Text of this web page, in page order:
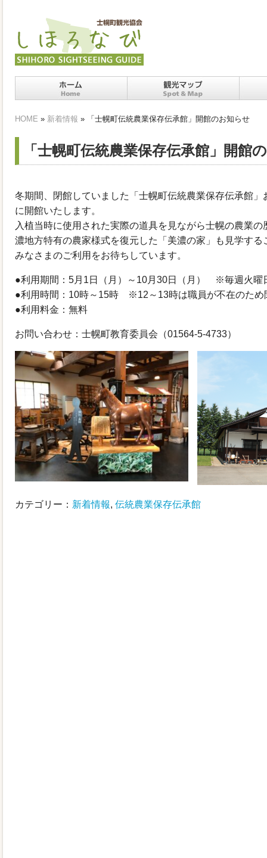
ト・マップ
HOME » 新着情報 » 「士幌町伝統農業保存伝承館」開館のお知らせ
「士幌町伝統農業保存伝承館」開館
冬期間、閉館していました「士幌町伝統農業保存伝承館」
に開館いたします。
入植当時に使用された実際の道具を見ながら士幌の農業
濃地方特有の農家様式を復元した「美濃の家」も見学する
みなさまのご利用をお待ちしています。
●利用期間：5月1日（月）～10月30日（月） ※毎週火曜
●利用時間：10時～15時 ※12～13時は職員が不在のため
●利用料金：無料
お問い合わせ：士幌町教育委員会（01564-5-4733）
カテゴリー： 新着情報, 伝統農業保存伝承館